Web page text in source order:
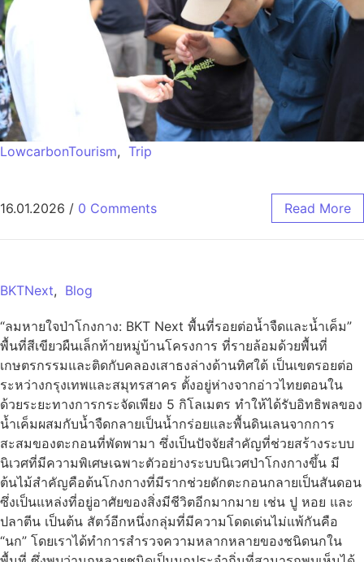
LowcarbonTourism, Trip
16.01.2026 / 0 Comments Read More
BKTNext, Blog
“ลมหายใจป่าโกงกาง: BKT Next พื้นที่รอยต่อน้ำจืดและน้ำเค็ม”
พื้นที่สีเขียวผืนเล็กท้ายหมู่บ้านโครงการ ที่รายล้อมด้วยพื้นที่
เกษตรกรรมและติดกับคลองเสาธงล่างด้านทิศใต้ เป็นเขตรอยต่อ
ระหว่างกรุงเทพและสมุทรสาคร ตั้งอยู่ห่างจากอ่าวไทยตอนใน
ด้วยระยะทางการกระจัดเพียง 5 กิโลเมตร ทำให้ได้รับอิทธิพลของ
น้ำเค็มผสมกับน้ำจืดกลายเป็นน้ำกร่อยและพื้นดินเลนจากการ
สะสมของตะกอนที่พัดพามา ซึ่งเป็นปัจจัยสำคัญที่ช่วยสร้างระบบ
นิเวศที่มีความพิเศษเฉพาะตัวอย่างระบบนิเวศป่าโกงกางขึ้น มี
ต้นไม้สำคัญคือต้นโกงกางที่มีรากช่วยดักตะกอนกลายเป็นสันดอน
ซึ่งเป็นแหล่งที่อยู่อาศัยของสิ่งมีชีวิตอีกมากมาย เช่น ปู หอย และ
ปลาตีน เป็นต้น สัตว์อีกหนึ่งกลุ่มที่มีความโดดเด่นไม่แพ้กันคือ
“นก” โดยเราได้ทำการสำรวจความหลากหลายของชนิดนกใน